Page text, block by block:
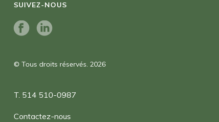
SUIVEZ-NOUS
© Tous droits réservés. 2026
T. 514 510-0987
Contactez-nous